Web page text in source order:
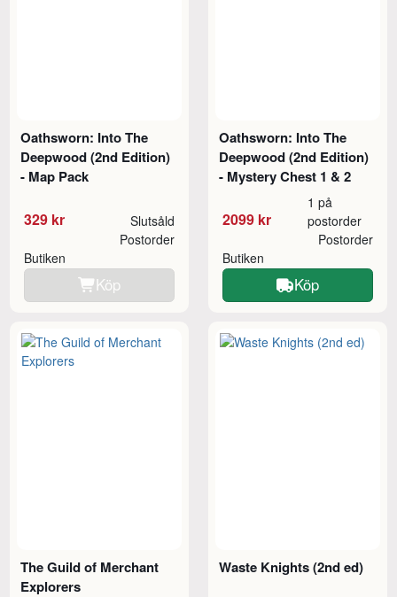
Oathsworn: Into The
Deepwood (2nd Edition)
- Map Pack
329 kr Slutsåld
Butiken
Postorder
Köp
Oathsworn: Into The
Deepwood (2nd Edition)
- Mystery Chest 1 & 2
2099 kr
1 på
postorder
Butiken
Postorder
Köp
The Guild of Merchant
Explorers
Waste Knights (2nd ed)